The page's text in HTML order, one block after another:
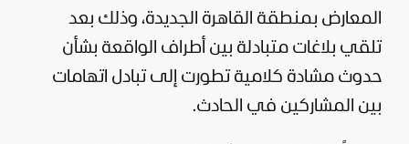
المعارض بمنطقة القاهرة الجديدة، وذلك بعد
تلقي بلاغات متبادلة بين أطراف الواقعة بشأن
حدوث مشادة كلامية تطورت إلى تبادل اتهامات
بين المشاركين في الحادث.